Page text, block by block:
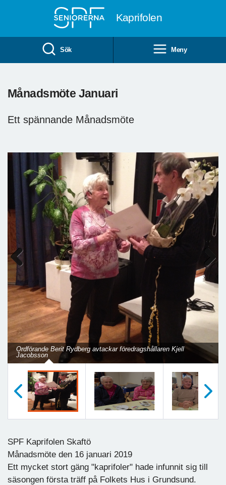
Kaprifolen
Sök Meny
Månadsmöte Januari
Ett spännande Månadsmöte
Ordförande Berit Rydberg avtackar föredragshållaren Kjell
Jacobsson
Next
SPF Kaprifolen Skaftö
Månadsmöte den 16 januari 2019
Ett mycket stort gäng "kaprifoler" hade infunnit sig till
säsongen första träff på Folkets Hus i Grundsund.